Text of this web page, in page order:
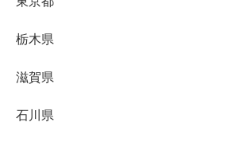
栃木県
滋賀県
石川県